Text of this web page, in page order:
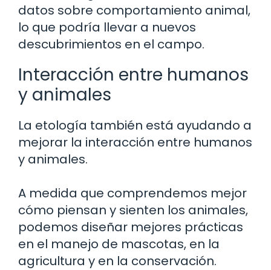
datos sobre comportamiento animal,
lo que podría llevar a nuevos
descubrimientos en el campo.
Interacción entre humanos
y animales
La etología también está ayudando a
mejorar la interacción entre humanos
y animales.
A medida que comprendemos mejor
cómo piensan y sienten los animales,
podemos diseñar mejores prácticas
en el manejo de mascotas, en la
agricultura y en la conservación.